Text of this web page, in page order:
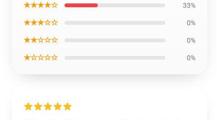
★★★★☆ 33%
★★★☆☆ 0%
★★☆☆☆ 0%
★☆☆☆☆ 0%